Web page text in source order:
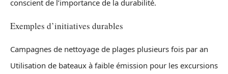
conscient de l’importance de la durabilité.
Exemples d’initiatives durables
Campagnes de nettoyage de plages plusieurs fois par an
Utilisation de bateaux à faible émission pour les excursions